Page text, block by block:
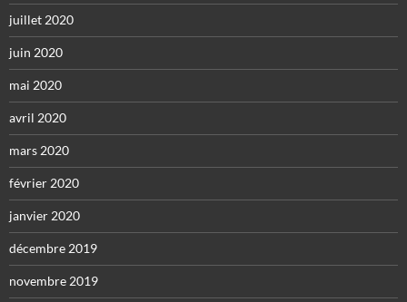
juillet 2020
juin 2020
mai 2020
avril 2020
mars 2020
février 2020
janvier 2020
décembre 2019
novembre 2019